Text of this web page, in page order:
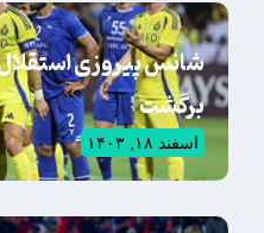
شانس پیروزی استقلال
برگشت
اسفند ۱۸, ۱۴۰۳